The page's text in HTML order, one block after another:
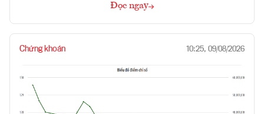
Đọc ngay
Chứng khoán 10:25, 09/08/2026